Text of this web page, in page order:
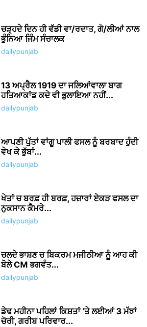
ਚੜ੍ਹਦੇ ਦਿਨ ਹੀ ਵੱਡੀ ਵਾ/ਰਦਾਤ, ਗੋ/ਲੀਆਂ ਨਾਲ
ਭੁੰਨਿਆ ਜਿੰਮ ਸੰਚਾਲਕ
dailypunjab
13 ਅਪ੍ਰੈਲ 1919 ਦਾ ਜਲਿਆਂਵਾਲਾ ਬਾਗ
ਹਤਿਆਕਾਂਡ ਕਦੇ ਵੀ ਭੁਲਾਇਆ ਨਹੀਂ...
dailypunjab
ਆਪਣੀ ਪੁੱਤਾਂ ਵਾਂਗੂ ਪਾਲੀ ਫਸਲ ਨੂੰ ਬਰਬਾਦ ਹੁੰਦੀ
ਵੇਖ ਕੇ ਭੁੱਬਾਂ...
dailypunjab
ਖੇਤਾਂ ਚ ਬਰਫ਼ ਹੀ ਬਰਫ਼, ਹਜ਼ਾਰਾਂ ਏਕੜ ਫਸਲ ਦਾ
ਨੁਕਸਾਨ ਕੈਮਰੇ...
dailypunjab
ਚਲਦੇ ਭਾਸ਼ਣ ਚ ਬਿਕਰਮ ਮਜੀਠੀਆ ਨੂੰ ਆਹ ਕੀ
ਬੋਲੇ CM ਭਗਵੰਤ...
dailypunjab
ਡੇਢ ਮਹੀਨਾ ਪਹਿਲਾਂ ਕਿਸ਼ਤਾਂ ‘ਤੇ ਲਈਆਂ 3 ਮੱਝਾਂ
ਚੋਰੀ, ਗਰੀਬ ਪਰਿਵਾਰ...